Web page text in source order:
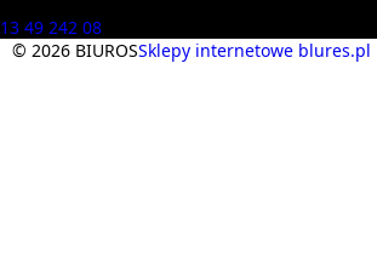
13 49 242 08
© 2026 BIUROSSklepy internetowe blures.pl